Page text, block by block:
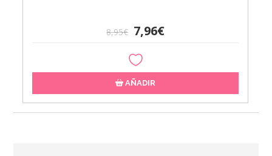
8,95€ 7,96€
AÑADIR